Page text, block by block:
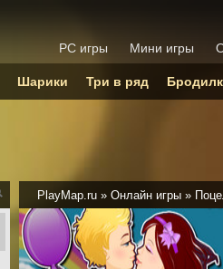
PlayMap.ru » Онлайн игры »
PC игры Мини игры
Шарики Три в ряд